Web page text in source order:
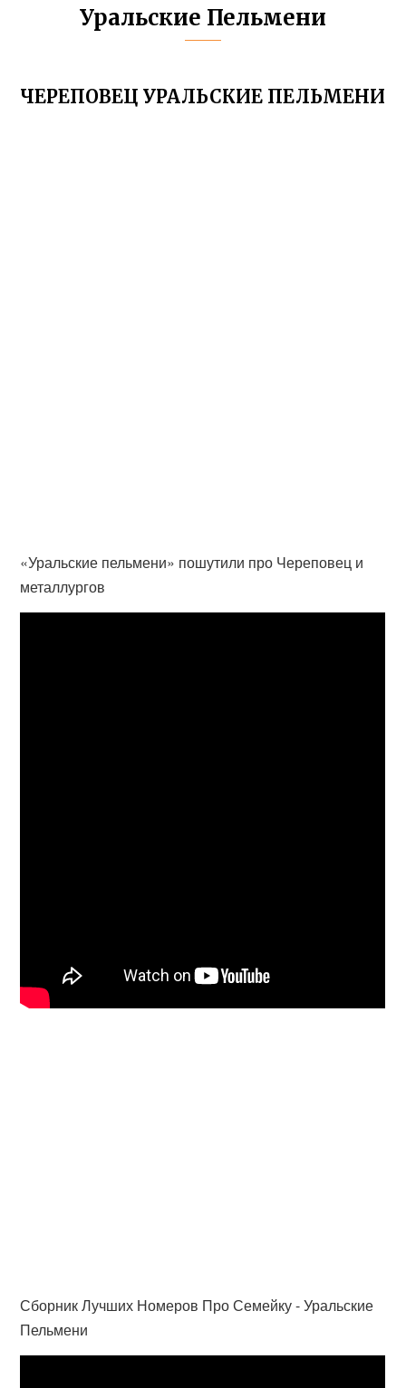
Уральские Пельмени
ЧЕРЕПОВЕЦ УРАЛЬСКИЕ ПЕЛЬМЕНИ
«Уральские пельмени» пошутили про Череповец и
металлургов
Сборник Лучших Номеров Про Семейку - Уральские
Пельмени